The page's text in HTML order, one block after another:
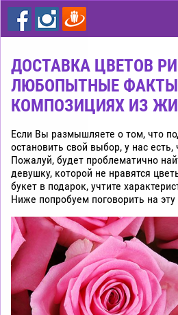
цветы
дешево
Рига
ДОСТАВКА ЦВЕТОВ
ЛЮБОПЫТНЫЕ
КОМПОЗИЦИЯХ ИЗ
Если Вы размышляете о том, что
остановить свой выбор, у нас
Пожалуй, будет проблематично
девушку, которой не нравятся
букет в подарок, учтите
Ниже попробуем поговорить на